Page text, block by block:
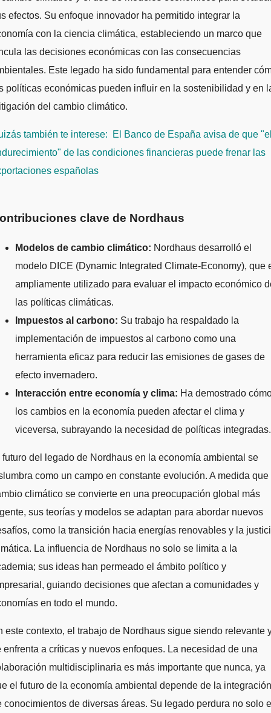
efectos. Su enfoque innovador ha permitido integrar la
con la ciencia climática, estableciendo un marco que
las decisiones económicas con las consecuencias
Este legado ha sido fundamental para entender
políticas económicas pueden influir en la sostenibilidad y en
del cambio climático.
también te interese:
El Banco de España avisa de que
de las condiciones financieras puede frenar las
españolas
clave de Nordhaus
Modelos de cambio climático: Nordhaus desarrolló el
modelo DICE (Dynamic Integrated Climate-Economy), que
ampliamente utilizado para evaluar el impacto económico
las políticas climáticas.
Impuestos al carbono: Su trabajo ha respaldado la
implementación de impuestos al carbono como una
herramienta eficaz para reducir las emisiones de gases de
efecto invernadero.
Interacción entre economía y clima: Ha demostrado
los cambios en la economía pueden afectar el clima y
viceversa, subrayando la necesidad de políticas integradas.
futuro del legado de Nordhaus en la economía ambiental se
como un campo en constante evolución. A medida que
climático se convierte en una preocupación global más
sus teorías y modelos se adaptan para abordar nuevos
como la transición hacia energías renovables y la
La influencia de Nordhaus no solo se limita a la
sus ideas han permeado el ámbito político y
guiando decisiones que afectan a comunidades y
en todo el mundo.
este contexto, el trabajo de Nordhaus sigue siendo relevante
enfrenta a críticas y nuevos enfoques. La necesidad de una
multidisciplinaria es más importante que nunca, ya
el futuro de la economía ambiental depende de la integración
conocimientos de diversas áreas. Su legado perdura no solo